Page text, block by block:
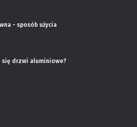
- sposób użycia
się drzwi aluminiowe?